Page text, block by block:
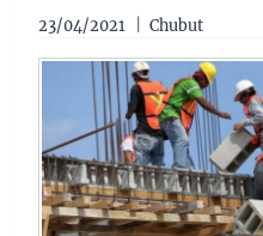
23/04/2021 Chubut